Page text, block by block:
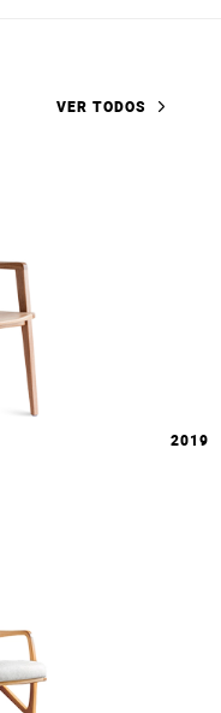
VER TODOS
2019